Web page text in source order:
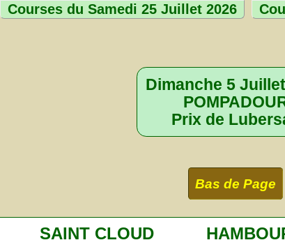
Courses du Samedi 25 Juillet 2026
Dimanche 5
Prix de
Bas de Page
SAINT CLOUD